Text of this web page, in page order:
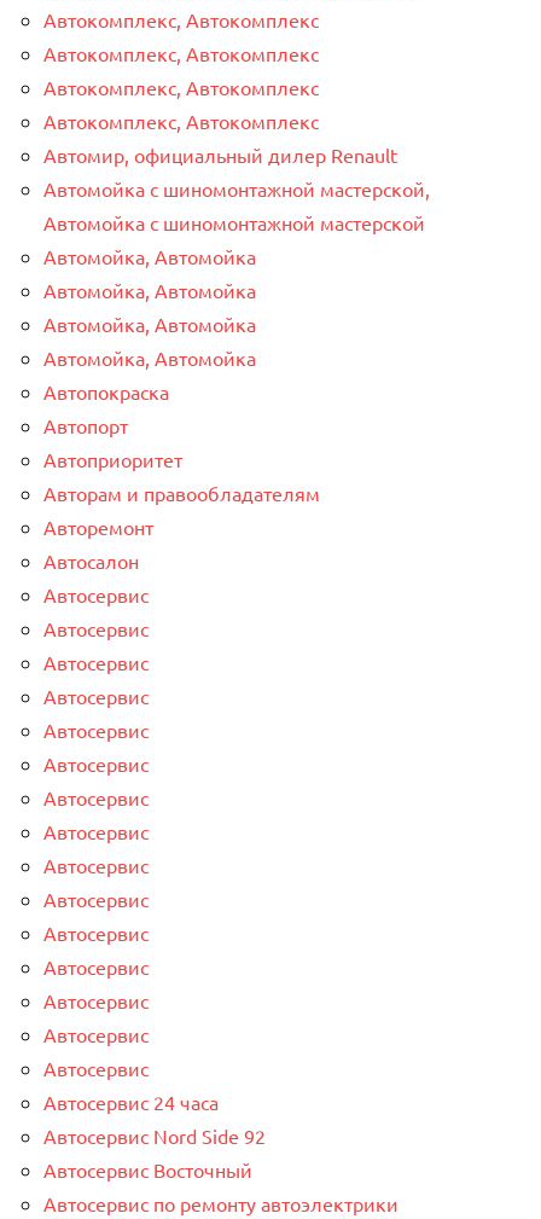
Автокомплекс, Автокомплекс
Автокомплекс, Автокомплекс
Автокомплекс, Автокомплекс
Автокомплекс, Автокомплекс
Автомир, официальный дилер Renault
Автомойка с шиномонтажной мастерской,
Автомойка с шиномонтажной мастерской
Автомойка, Автомойка
Автомойка, Автомойка
Автомойка, Автомойка
Автомойка, Автомойка
Автопокраска
Автопорт
Автоприоритет
Авторам и правообладателям
Авторемонт
Автосалон
Автосервис
Автосервис
Автосервис
Автосервис
Автосервис
Автосервис
Автосервис
Автосервис
Автосервис
Автосервис
Автосервис
Автосервис
Автосервис
Автосервис
Автосервис
Автосервис 24 часа
Автосервис Nord Side 92
Автосервис Восточный
Автосервис по ремонту автоэлектрики